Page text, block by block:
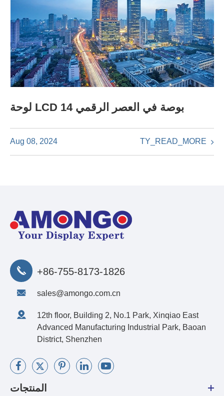
لوحة LCD 14 بوصة في العصر الرقمي
Aug 08, 2024 TY_READ_MORE
+86-755-8173-1826
sales@amongo.com.cn
12th floor, Building 2, No.1 Park, Xinqiao East
Advanced Manufacturing Industrial Park, Baoan
District, Shenzhen
المنتجات